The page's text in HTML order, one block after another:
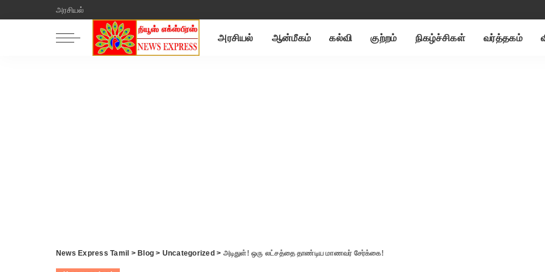
அரசியல்
அரசியல் ஆன்மீகம் கல்வி குற்றம் நிகழ்ச்சிகள் வர்த்தகம்
News Express Tamil > Blog > Uncategorized > அடிதுள்! ஒரு லட்சத்தை தாண்டிய மாணவர் சேர்க்கை!